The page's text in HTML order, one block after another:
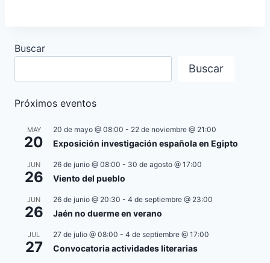
Buscar
Buscar
Próximos eventos
MAY
20
20 de mayo @ 08:00 - 22 de noviembre @ 21:00
Exposición investigación española en Egipto
JUN
26
26 de junio @ 08:00 - 30 de agosto @ 17:00
Viento del pueblo
JUN
26
26 de junio @ 20:30 - 4 de septiembre @ 23:00
Jaén no duerme en verano
JUL
27
27 de julio @ 08:00 - 4 de septiembre @ 17:00
Convocatoria actividades literarias